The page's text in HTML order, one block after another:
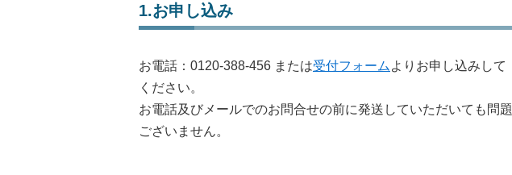
1.お申し込み
お電話： 0120-388-456 または受付フォーム よりお申し込みして
ください。
お電話及びメールでのお問合せの前に発送していただいても問題
ございません。